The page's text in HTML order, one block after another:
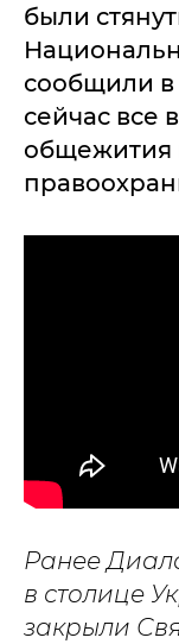
были
сообщили
сейчас все
общежития
Ранее
в столице
закрыли